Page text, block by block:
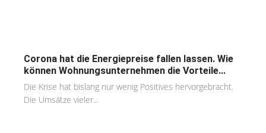
Corona hat die Energiepreise fallen lassen. Wie
können Wohnungsunternehmen die Vorteile...
Die Krise hat bislang nur wenig Positives hervorgebracht.
Die Umsätze vieler...